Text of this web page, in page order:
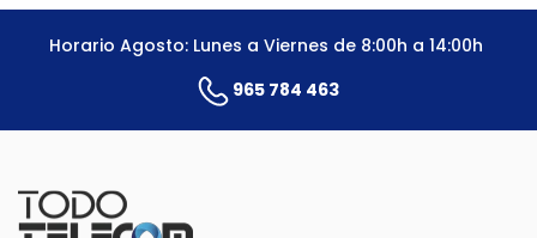
Horario Agosto: Lunes a Viernes de 8:00h a 14:00h
965 784 463